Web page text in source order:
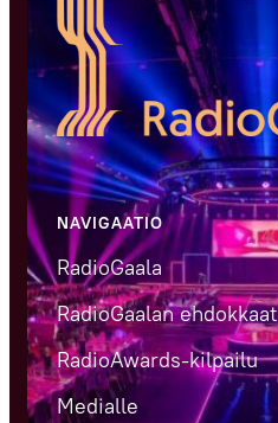
NAVIGAATIO
RadioGaala
RadioGaalan ehdokkaat
RadioAwards-kilpailu
Medialle